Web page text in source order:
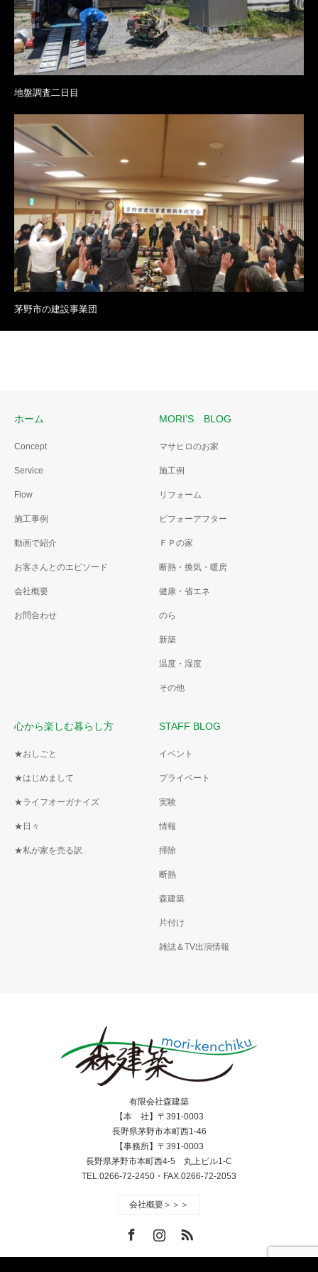
地盤調査二日目
茅野市の建設事業団
ホーム
Concept
Service
Flow
施工事例
動画で紹介
お客さんとのエピソード
会社概要
お問合わせ
MORI’S BLOG
マサヒロのお家
施工例
リフォーム
ビフォーアフター
ＦＰの家
断熱・換気・暖房
健康・省エネ
のら
新築
温度・湿度
その他
心から楽しむ暮らし方
★おしごと
★はじめまして
★ライフオーガナイズ
★日々
★私が家を売る訳
STAFF BLOG
イベント
プライベート
実験
情報
掃除
断熱
森建築
片付け
雑誌＆TV出演情報
有限会社森建築
【本 社】〒391-0003
長野県茅野市本町西1-46
【事務所】〒391-0003
長野県茅野市本町西4-5 丸上ビル1-C
TEL.0266-72-2450・FAX.0266-72-2053
会社概要＞＞＞